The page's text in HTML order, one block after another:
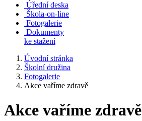
Úřední deska
Škola-on-line
Fotogalerie
Dokumenty
ke stažení
Úvodní stránka
Školní družina
Fotogalerie
Akce vaříme zdravě
Akce vaříme zdravě